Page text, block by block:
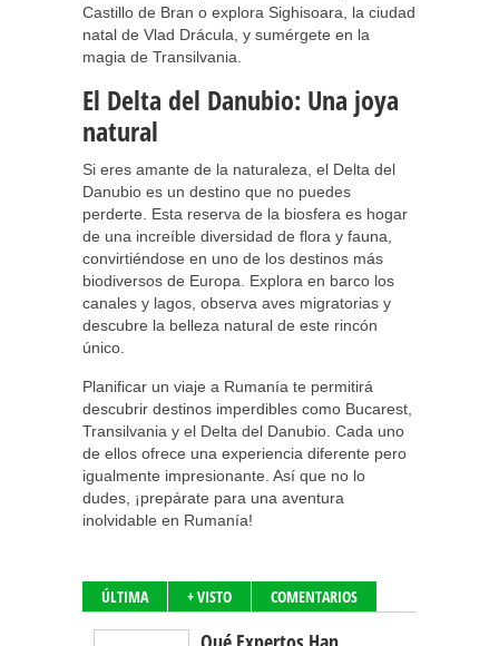
Castillo de Bran o explora Sighisoara, la ciudad
natal de Vlad Drácula, y sumérgete en la
magia de Transilvania.
El Delta del Danubio: Una joya
natural
Si eres amante de la naturaleza, el Delta del
Danubio es un destino que no puedes
perderte. Esta reserva de la biosfera es hogar
de una increíble diversidad de flora y fauna,
convirtiéndose en uno de los destinos más
biodiversos de Europa. Explora en barco los
canales y lagos, observa aves migratorias y
descubre la belleza natural de este rincón
único.
Planificar un viaje a Rumanía te permitirá
descubrir destinos imperdibles como Bucarest,
Transilvania y el Delta del Danubio. Cada uno
de ellos ofrece una experiencia diferente pero
igualmente impresionante. Así que no lo
dudes, ¡prepárate para una aventura
inolvidable en Rumanía!
ÚLTIMA + VISTO COMENTARIOS